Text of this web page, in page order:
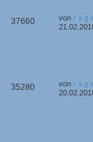
37660 von r a g
35280 von r a g